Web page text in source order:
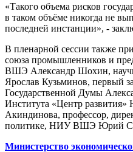
«Такого объема рисков
в таком объёме никогда не
последней инстанции», -
В пленарной сессии также
союза промышленников и
ВШЭ Александр Шохин,
Ярослав Кузьминов, первый
Государственной Думы
Института «Центр
Акиндинова, профессор,
политике, НИУ ВШЭ Юрий
Министерство